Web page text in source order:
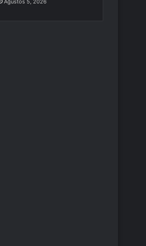
Ağustos 5, 2026